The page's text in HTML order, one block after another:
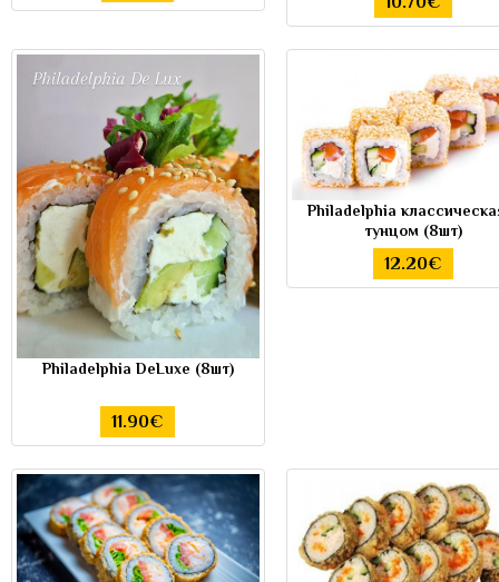
Philadelphia DeLuxe (8шт)
11.90€
Philadelphia
тунцом (8шт)
12.20€